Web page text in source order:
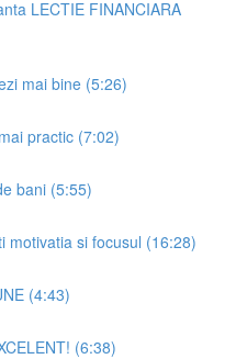
LECTIE FINANCIARA
mai bine (5:26)
practic (7:02)
bani (5:55)
motivatia si focusul (16:28)
(4:43)
(6:38)